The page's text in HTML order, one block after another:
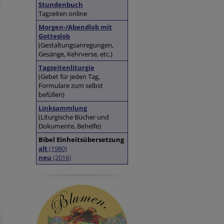
Stundenbuch
Tagzeiten online
Morgen-/Abendlob mit
Gotteslob
(Gestaltungsanregungen,
Gesänge, Kehrverse, etc.)
Tagzeitenliturgie
(Gebet für jeden Tag,
Formulare zum selbst
befüllen)
Linksammlung
(Liturgische Bücher und
Dokumente, Behelfe)
Bibel Einheitsübersetzung
alt (1980)
neu (2016)